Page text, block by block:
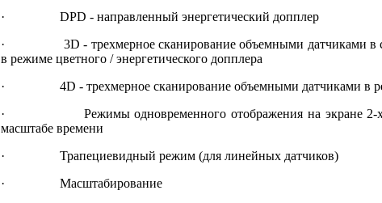
· DPD - направленный энергетический допплер
· 3D - трехмерное сканирование объемными датчиками в
в режиме цветного / энергетического допплера
· 4D - трехмерное сканирование объемными датчиками в
· Режимы одновременного отображения на экране 2-х, 4-х
масштабе времени
· Трапециевидный режим (для линейных датчиков)
· Масштабирование